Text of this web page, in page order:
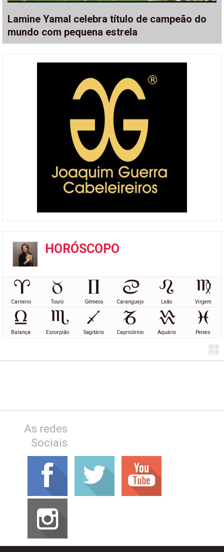
Lamine Yamal celebra título de campeão do
mundo com pequena estrela
HORÓSCOPO
Carneiro Touro Gémeos Caranguejo Leão Virgem
Balança Escorpião Sagitário Capricórnio Aquário Peixes
As redes
Sociais